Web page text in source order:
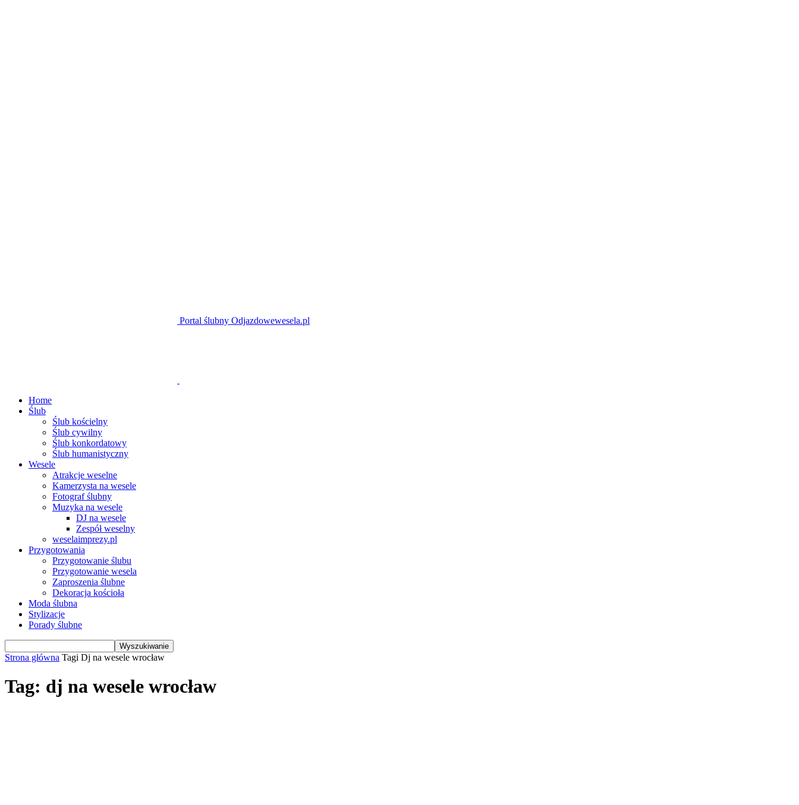
Portal ślubny Odjazdowewesela.pl
Home
Ślub
Ślub kościelny
Ślub cywilny
Ślub konkordatowy
Ślub humanistyczny
Wesele
Atrakcje weselne
Kamerzysta na wesele
Fotograf ślubny
Muzyka na wesele
DJ na wesele
Zespół weselny
weselaimprezy.pl
Przygotowania
Przygotowanie ślubu
Przygotowanie wesela
Zaproszenia ślubne
Dekoracja kościoła
Moda ślubna
Stylizacje
Porady ślubne
Strona główna Tagi Dj na wesele wrocław
Tag: dj na wesele wrocław